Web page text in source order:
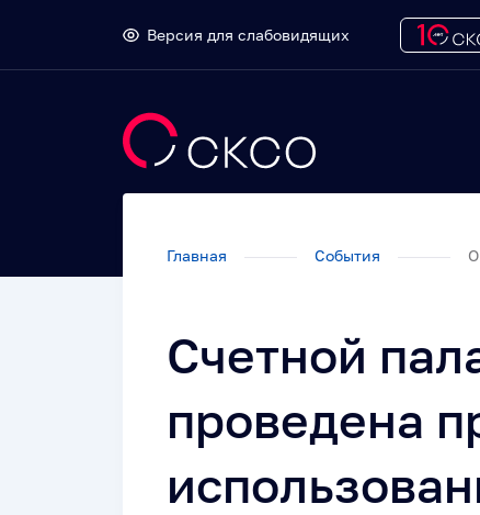
Версия для слабовидящих
Главная События
Счетной
проведена